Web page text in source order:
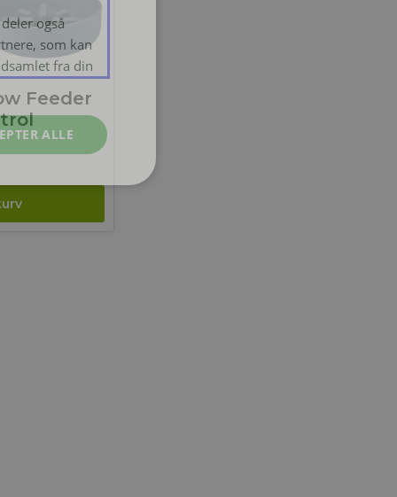
Feeder
også
som kan
fra din
ALLE